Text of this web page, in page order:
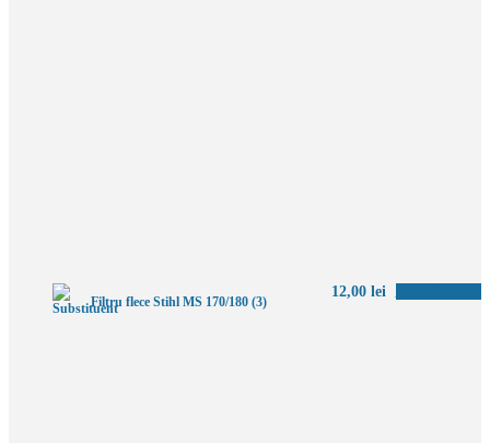
Filtru flece Stihl MS 170/180 (3)
12,00 lei